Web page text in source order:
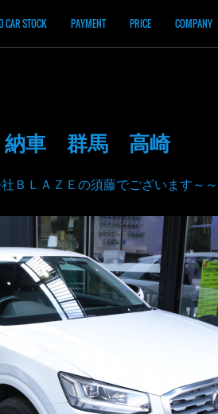
CAR STOCK PAYMENT PRICE COMPANY
車 群馬 高崎
ＢＬＡＺＥの須藤でございます～